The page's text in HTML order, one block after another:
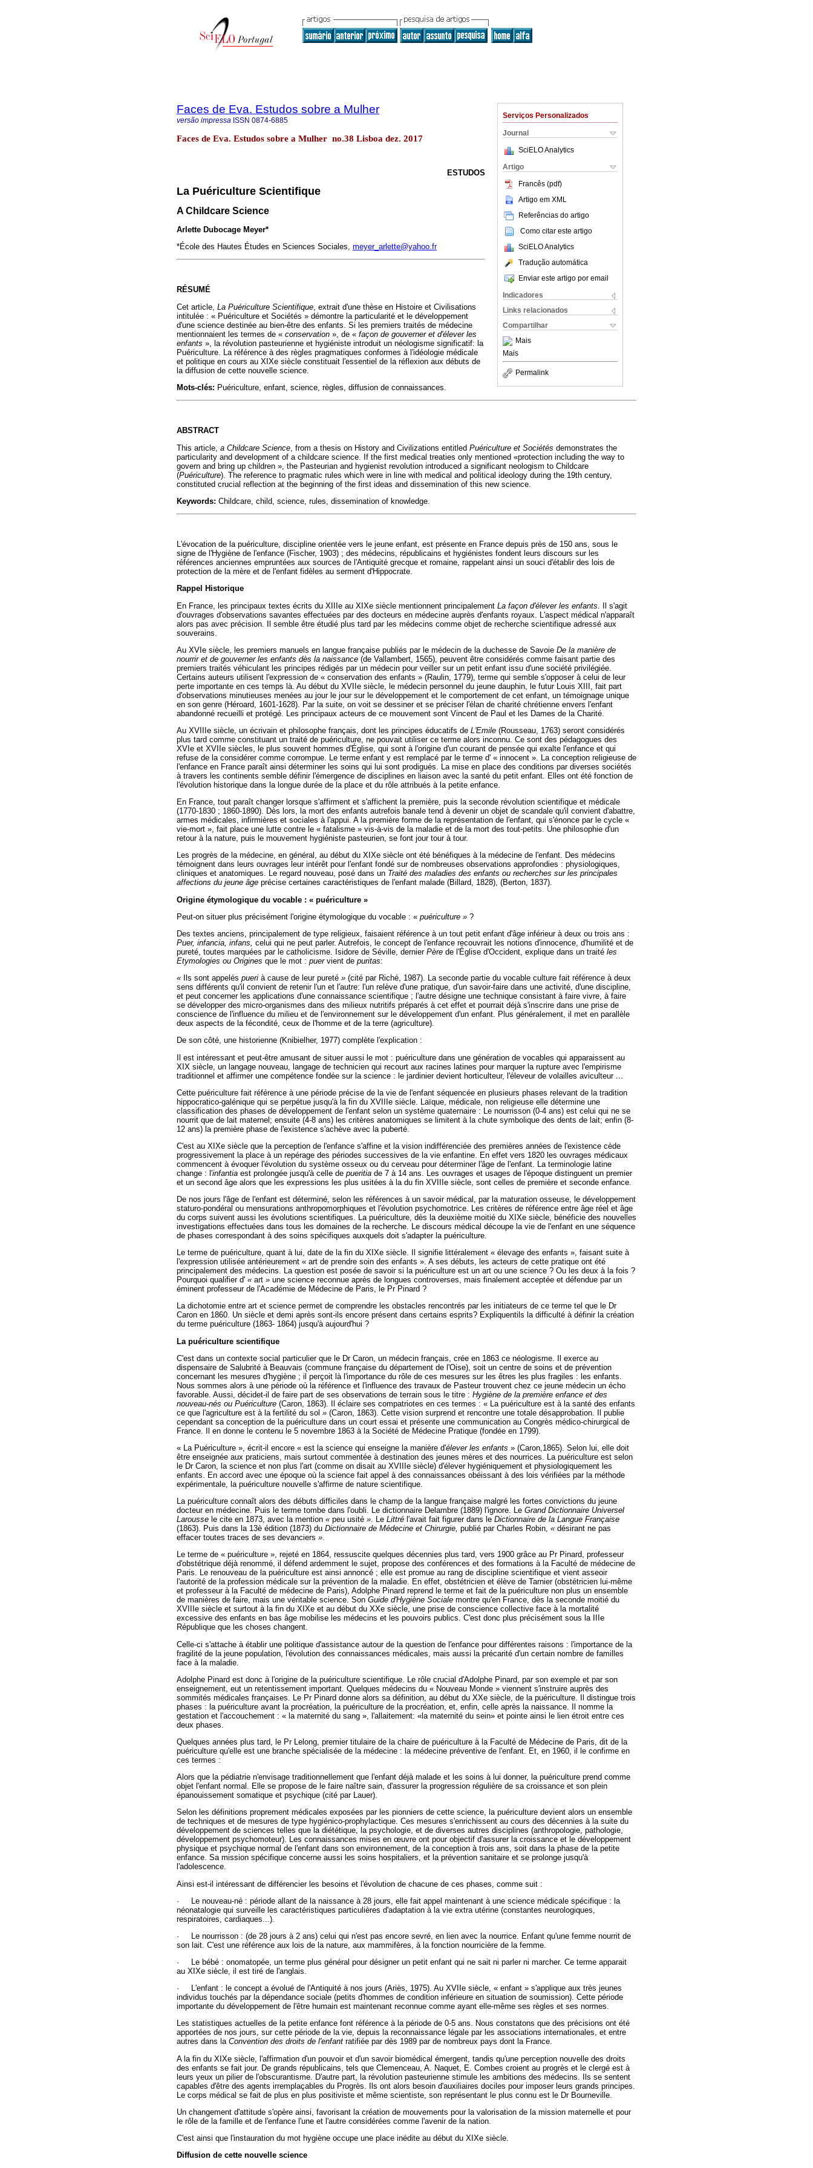
Serviços Personalizados
Journal
SciELO Analytics
Artigo
Francês (pdf)
Artigo em XML
Referências do artigo
Como citar este artigo
SciELO Analytics
Tradução automática
Enviar este artigo por email
Indicadores
Links relacionados
Compartilhar
Mais
Mais
Permalink
Faces de Eva. Estudos sobre a Mulher
versão impressa ISSN 0874-6885
Faces de Eva. Estudos sobre a Mulher no.38 Lisboa dez. 2017
ESTUDOS
La Puériculture Scientifique
A Childcare Science
Arlette Dubocage Meyer*
*École des Hautes Études en Sciences Sociales, meyer_arlette@yahoo.fr
RÉSUMÉ
Cet article, La Puériculture Scientifique , extrait d'une thèse en Histoire et Civilisations
intitulée : « Puériculture et Sociétés » démontre la particularité et le développement
d'une science destinée au bien-être des enfants. Si les premiers traités de médecine
mentionnaient les termes de « conservation », de « façon de gouverner et d'élever les
enfants », la révolution pasteurienne et hygiéniste introduit un néologisme significatif: la
Puériculture. La référence à des règles pragmatiques conformes à l'idéologie médicale
et politique en cours au XIXe siècle constituait l'essentiel de la réflexion aux débuts de
la diffusion de cette nouvelle science.
Mots-clés: Puériculture, enfant, science, règles, diffusion de connaissances.
ABSTRACT
This article, a Childcare Science , from a thesis on History and Civilizations entitled Puériculture et Sociétés demonstrates the
particularity and development of a childcare science. If the first medical treaties only mentioned «protection including the way to
govern and bring up children », the Pasteurian and hygienist revolution introduced a significant neologism to Childcare
(Puériculture). The reference to pragmatic rules which were in line with medical and political ideology during the 19th century,
constituted crucial reflection at the beginning of the first ideas and dissemination of this new science.
Keywords: Childcare, child, science, rules, dissemination of knowledge.
L'évocation de la puériculture, discipline orientée vers le jeune enfant, est présente en France depuis près de 150 ans, sous le
signe de l'Hygiène de l'enfance (Fischer, 1903) ; des médecins, républicains et hygiénistes fondent leurs discours sur les
références anciennes empruntées aux sources de l'Antiquité grecque et romaine, rappelant ainsi un souci d'établir des lois de
protection de la mère et de l'enfant fidèles au serment d'Hippocrate.
Rappel Historique
En France, les principaux textes écrits du XIIIe au XIXe siècle mentionnent principalement La façon d'élever les enfants . Il s'agit
d'ouvrages d'observations savantes effectuées par des docteurs en médecine auprès d'enfants royaux. L'aspect médical n'apparaît
alors pas avec précision. Il semble être étudié plus tard par les médecins comme objet de recherche scientifique adressé aux
souverains.
Au XVIe siècle, les premiers manuels en langue française publiés par le médecin de la duchesse de Savoie De la manière de
nourrir et de gouverner les enfants dès la naissance (de Vallambert, 1565), peuvent être considérés comme faisant partie des
premiers traités véhiculant les principes rédigés par un médecin pour veiller sur un petit enfant issu d'une société privilégiée.
Certains auteurs utilisent l'expression de « conservation des enfants » (Raulin, 1779), terme qui semble s'opposer à celui de leur
perte importante en ces temps là. Au début du XVIIe siècle, le médecin personnel du jeune dauphin, le futur Louis XIII, fait part
d'observations minutieuses menées au jour le jour sur le développement et le comportement de cet enfant, un témoignage unique
en son genre (Héroard, 1601-1628). Par la suite, on voit se dessiner et se préciser l'élan de charité chrétienne envers l'enfant
abandonné recueilli et protégé. Les principaux acteurs de ce mouvement sont Vincent de Paul et les Dames de la Charité.
Au XVIIIe siècle, un écrivain et philosophe français, dont les principes éducatifs de L'Emile (Rousseau, 1763) seront considérés
plus tard comme constituant un traité de puériculture, ne pouvait utiliser ce terme alors inconnu. Ce sont des pédagogues des
XVIe et XVIIe siècles, le plus souvent hommes d'Église, qui sont à l'origine d'un courant de pensée qui exalte l'enfance et qui
refuse de la considérer comme corrompue. Le terme enfant y est remplacé par le terme d' « innocent ». La conception religieuse de
l'enfance en France paraît ainsi déterminer les soins qui lui sont prodigués. La mise en place des conditions par diverses sociétés
à travers les continents semble définir l'émergence de disciplines en liaison avec la santé du petit enfant. Elles ont été fonction de
l'évolution historique dans la longue durée de la place et du rôle attribués à la petite enfance.
En France, tout paraît changer lorsque s'affirment et s'affichent la première, puis la seconde révolution scientifique et médicale
(1770-1830 ; 1860-1890). Dès lors, la mort des enfants autrefois banale tend à devenir un objet de scandale qu'il convient d'abattre,
armes médicales, infirmières et sociales à l'appui. A la première forme de la représentation de l'enfant, qui s'énonce par le cycle «
vie-mort », fait place une lutte contre le « fatalisme » vis-à-vis de la maladie et de la mort des tout-petits. Une philosophie d'un
retour à la nature, puis le mouvement hygiéniste pasteurien, se font jour tour à tour.
Les progrès de la médecine, en général, au début du XIXe siècle ont été bénéfiques à la médecine de l'enfant. Des médecins
témoignent dans leurs ouvrages leur intérêt pour l'enfant fondé sur de nombreuses observations approfondies : physiologiques,
cliniques et anatomiques. Le regard nouveau, posé dans un Traité des maladies des enfants ou recherches sur les principales
affections du jeune âge précise certaines caractéristiques de l'enfant malade (Billard, 1828), (Berton, 1837).
Origine étymologique du vocable : « puériculture »
Peut-on situer plus précisément l'origine étymologique du vocable : « puériculture » ?
Des textes anciens, principalement de type religieux, faisaient référence à un tout petit enfant d'âge inférieur à deux ou trois ans :
Puer, infancia, infans, celui qui ne peut parler. Autrefois, le concept de l'enfance recouvrait les notions d'innocence, d'humilité et de
pureté, toutes marquées par le catholicisme. Isidore de Séville, dernier Père de l'Église d'Occident, explique dans un traité les
Etymologies ou Origines que le mot : puer vient de puritas:
«
Ils sont appelés pueri à cause de leur pureté » (cité par Riché, 1987). La seconde partie du vocable culture fait référence à deux
sens différents qu'il convient de retenir l'un et l'autre: l'un relève d'une pratique, d'un savoir-faire dans une activité, d'une discipline,
et peut concerner les applications d'une connaissance scientifique ; l'autre désigne une technique consistant à faire vivre, à faire
se développer des micro-organismes dans des milieux nutritifs préparés à cet effet et pourrait déjà s'inscrire dans une prise de
conscience de l'influence du milieu et de l'environnement sur le développement d'un enfant. Plus généralement, il met en parallèle
deux aspects de la fécondité, ceux de l'homme et de la terre (agriculture).
De son côté, une historienne (Knibielher, 1977) complète l'explication :
Il est intéressant et peut-être amusant de situer aussi le mot : puériculture dans une génération de vocables qui apparaissent au
XIX siècle, un langage nouveau, langage de technicien qui recourt aux racines latines pour marquer la rupture avec l'empirisme
traditionnel et affirmer une compétence fondée sur la science : le jardinier devient horticulteur, l'éleveur de volailles aviculteur …
Cette puériculture fait référence à une période précise de la vie de l'enfant séquencée en plusieurs phases relevant de la tradition
hippocratico-galénique qui se perpétue jusqu'à la fin du XVIIIe siècle. Laïque, médicale, non religieuse elle détermine une
classification des phases de développement de l'enfant selon un système quaternaire : Le nourrisson (0-4 ans) est celui qui ne se
nourrit que de lait maternel; ensuite (4-8 ans) les critères anatomiques se limitent à la chute symbolique des dents de lait; enfin (8-
12 ans) la première phase de l'existence s'achève avec la puberté.
C'est au XIXe siècle que la perception de l'enfance s'affine et la vision indifférenciée des premières années de l'existence cède
progressivement la place à un repérage des périodes successives de la vie enfantine. En effet vers 1820 les ouvrages médicaux
commencent à évoquer l'évolution du système osseux ou du cerveau pour déterminer l'âge de l'enfant. La terminologie latine
change : l'infantia est prolongée jusqu'à celle de pueritia de 7 à 14 ans. Les ouvrages et usages de l'époque distinguent un premier
et un second âge alors que les expressions les plus usitées à la du fin XVIIIe siècle, sont celles de première et seconde enfance.
De nos jours l'âge de l'enfant est déterminé, selon les références à un savoir médical, par la maturation osseuse, le développement
staturo-pondéral ou mensurations anthropomorphiques et l'évolution psychomotrice. Les critères de référence entre âge réel et âge
du corps suivent aussi les évolutions scientifiques. La puériculture, dès la deuxième moitié du XIXe siècle, bénéficie des nouvelles
investigations effectuées dans tous les domaines de la recherche. Le discours médical découpe la vie de l'enfant en une séquence
de phases correspondant à des soins spécifiques auxquels doit s'adapter la puériculture.
Le terme de puériculture, quant à lui, date de la fin du XIXe siècle. Il signifie littéralement « élevage des enfants », faisant suite à
l'expression utilisée antérieurement « art de prendre soin des enfants ». A ses débuts, les acteurs de cette pratique ont été
principalement des médecins. La question est posée de savoir si la puériculture est un art ou une science ? Ou les deux à la fois ?
Pourquoi qualifier d' « art » une science reconnue après de longues controverses, mais finalement acceptée et défendue par un
éminent professeur de l'Académie de Médecine de Paris, le Pr Pinard ?
La dichotomie entre art et science permet de comprendre les obstacles rencontrés par les initiateurs de ce terme tel que le Dr
Caron en 1860. Un siècle et demi après sont-ils encore présent dans certains esprits? Expliquentils la difficulté à définir la création
du terme puériculture (1863- 1864) jusqu'à aujourd'hui ?
La puériculture scientifique
C'est dans un contexte social particulier que le Dr Caron, un médecin français, crée en 1863 ce néologisme. Il exerce au
dispensaire de Salubrité à Beauvais (commune française du département de l'Oise), soit un centre de soins et de prévention
concernant les mesures d'hygiène ; il perçoit là l'importance du rôle de ces mesures sur les êtres les plus fragiles : les enfants.
Nous sommes alors à une période où la référence et l'influence des travaux de Pasteur trouvent chez ce jeune médecin un écho
favorable. Aussi, décidet-il de faire part de ses observations de terrain sous le titre : Hygiène de la première enfance et des
nouveau-nés ou Puériculture (Caron, 1863). Il éclaire ses compatriotes en ces termes : « La puériculture est à la santé des enfants
ce que l'agriculture est à la fertilité du sol » (Caron, 1863). Cette vision surprend et rencontre une totale désapprobation. Il publie
cependant sa conception de la puériculture dans un court essai et présente une communication au Congrès médico-chirurgical de
France. Il en donne le contenu le 5 novembre 1863 à la Société de Médecine Pratique (fondée en 1799).
« La Puériculture », écrit-il encore « est la science qui enseigne la manière d'élever les enfants » (Caron,1865). Selon lui, elle doit
être enseignée aux praticiens, mais surtout commentée à destination des jeunes mères et des nourrices. La puériculture est selon
le Dr Caron, la science et non plus l'art (comme on disait au XVIIIe siècle) d'élever hygiéniquement et physiologiquement les
enfants. En accord avec une époque où la science fait appel à des connaissances obéissant à des lois vérifiées par la méthode
expérimentale, la puériculture nouvelle s'affirme de nature scientifique.
La puériculture connaît alors des débuts difficiles dans le champ de la langue française malgré les fortes convictions du jeune
docteur en médecine. Puis le terme tombe dans l'oubli. Le dictionnaire Delambre (1889) l'ignore. Le Grand Dictionnaire Universel
Larousse le cite en 1873, avec la mention « peu usité ». Le Littré l'avait fait figurer dans le Dictionnaire de la Langue Française
(1863). Puis dans la 13è édition (1873) du Dictionnaire de Médecine et Chirurgie, publié par Charles Robin, « désirant ne pas
effacer toutes traces de ses devanciers ».
Le terme de « puériculture », rejeté en 1864, ressuscite quelques décennies plus tard, vers 1900 grâce au Pr Pinard, professeur
d'obstétrique déjà renommé, il défend ardemment le sujet, propose des conférences et des formations à la Faculté de médecine de
Paris. Le renouveau de la puériculture est ainsi annoncé ; elle est promue au rang de discipline scientifique et vient asseoir
l'autorité de la profession médicale sur la prévention de la maladie. En effet, obstétricien et élève de Tarnier (obstétricien lui-même
et professeur à la Faculté de médecine de Paris), Adolphe Pinard reprend le terme et fait de la puériculture non plus un ensemble
de manières de faire, mais une véritable science. Son Guide d'Hygiène Sociale montre qu'en France, dès la seconde moitié du
XVIIIe siècle et surtout à la fin du XIXe et au début du XXe siècle, une prise de conscience collective face à la mortalité
excessive des enfants en bas âge mobilise les médecins et les pouvoirs publics. C'est donc plus précisément sous la IIIe
République que les choses changent.
Celle-ci s'attache à établir une politique d'assistance autour de la question de l'enfance pour différentes raisons : l'importance de la
fragilité de la jeune population, l'évolution des connaissances médicales, mais aussi la précarité d'un certain nombre de familles
face à la maladie.
Adolphe Pinard est donc à l'origine de la puériculture scientifique. Le rôle crucial d'Adolphe Pinard, par son exemple et par son
enseignement, eut un retentissement important. Quelques médecins du « Nouveau Monde » viennent s'instruire auprès des
sommités médicales françaises. Le Pr Pinard donne alors sa définition, au début du XXe siècle, de la puériculture. Il distingue trois
phases : la puériculture avant la procréation, la puériculture de la procréation, et, enfin, celle après la naissance. Il nomme la
gestation et l'accouchement : « la maternité du sang », l'allaitement: «la maternité du sein» et pointe ainsi le lien étroit entre ces
deux phases.
Quelques années plus tard, le Pr Lelong, premier titulaire de la chaire de puériculture à la Faculté de Médecine de Paris, dit de la
puériculture qu'elle est une branche spécialisée de la médecine : la médecine préventive de l'enfant. Et, en 1960, il le confirme en
ces termes :
Alors que la pédiatrie n'envisage traditionnellement que l'enfant déjà malade et les soins à lui donner, la puériculture prend comme
objet l'enfant normal. Elle se propose de le faire naître sain, d'assurer la progression régulière de sa croissance et son plein
épanouissement somatique et psychique (cité par Lauer).
Selon les définitions proprement médicales exposées par les pionniers de cette science, la puériculture devient alors un ensemble
de techniques et de mesures de type hygiénico-prophylactique. Ces mesures s'enrichissent au cours des décennies à la suite du
développement de sciences telles que la diététique, la psychologie, et de diverses autres disciplines (anthropologie, pathologie,
développement psychomoteur). Les connaissances mises en œuvre ont pour objectif d'assurer la croissance et le développement
physique et psychique normal de l'enfant dans son environnement, de la conception à trois ans, soit dans la phase de la petite
enfance. Sa mission spécifique concerne aussi les soins hospitaliers, et la prévention sanitaire et se prolonge jusqu'à
l'adolescence.
Ainsi est-il intéressant de différencier les besoins et l'évolution de chacune de ces phases, comme suit :
· Le nouveau-né : période allant de la naissance à 28 jours, elle fait appel maintenant à une science médicale spécifique : la
néonatalogie qui surveille les caractéristiques particulières d'adaptation à la vie extra utérine (constantes neurologiques,
respiratoires, cardiaques...).
· Le nourrisson : (de 28 jours à 2 ans) celui qui n'est pas encore sevré, en lien avec la nourrice. Enfant qu'une femme nourrit de
son lait. C'est une référence aux lois de la nature, aux mammifères, à la fonction nourricière de la femme.
· Le bébé : onomatopée, un terme plus général pour désigner un petit enfant qui ne sait ni parler ni marcher. Ce terme apparait
au XIXe siècle, il est tiré de l'anglais.
· L'enfant : le concept a évolué de l'Antiquité à nos jours (Ariès, 1975). Au XVIIe siècle, « enfant » s'applique aux très jeunes
individus touchés par la dépendance sociale (petits d'hommes de condition inférieure en situation de soumission). Cette période
importante du développement de l'être humain est maintenant reconnue comme ayant elle-même ses règles et ses normes.
Les statistiques actuelles de la petite enfance font référence à la période de 0-5 ans. Nous constatons que des précisions ont été
apportées de nos jours, sur cette période de la vie, depuis la reconnaissance légale par les associations internationales, et entre
autres dans la Convention des droits de l'enfant ratifiée par dès 1989 par de nombreux pays dont la France.
A la fin du XIXe siècle, l'affirmation d'un pouvoir et d'un savoir biomédical émergent, tandis qu'une perception nouvelle des droits
des enfants se fait jour. De grands républicains, tels que Clemenceau, A. Naquet, E. Combes croient au progrès et le clergé est à
leurs yeux un pilier de l'obscurantisme. D'autre part, la révolution pasteurienne stimule les ambitions des médecins. Ils se sentent
capables d'être des agents irremplaçables du Progrès. Ils ont alors besoin d'auxiliaires dociles pour imposer leurs grands principes.
Le corps médical se fait de plus en plus positiviste et même scientiste, son représentant le plus connu est le Dr Bourneville.
Un changement d'attitude s'opère ainsi, favorisant la création de mouvements pour la valorisation de la mission maternelle et pour
le rôle de la famille et de l'enfance l'une et l'autre considérées comme l'avenir de la nation.
C'est ainsi que l'instauration du mot hygiène occupe une place inédite au début du XIXe siècle.
Diffusion de cette nouvelle science